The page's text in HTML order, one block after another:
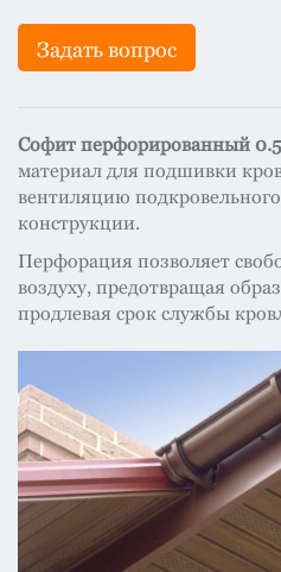
Задать вопрос
Софит перфорированный
материал для подшивки
вентиляцию
конструкции.
Перфорация позволяет
воздуху, предотвращая
продлевая срок службы